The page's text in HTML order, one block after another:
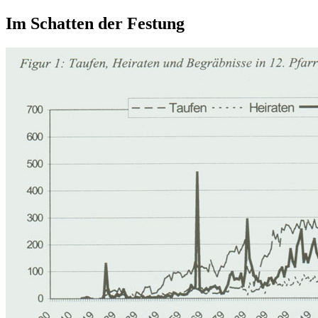
Im Schatten der Festung